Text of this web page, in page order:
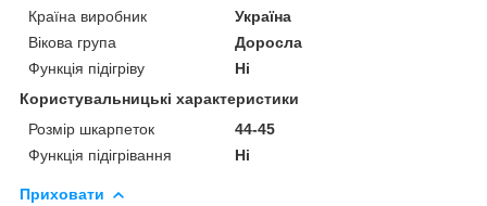
Країна виробник
Україна
Вікова група
Доросла
Функція підігріву
Ні
Користувальницькі характеристики
Розмір шкарпеток
44-45
Функція підігрівання
Ні
Приховати